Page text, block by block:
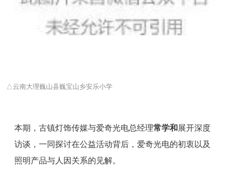
△云南大理巍山县巍宝山乡安乐小学
本期，古镇灯饰传媒与爱奇光电总经理常学和 展开深度
访谈，一同探讨在公益活动背后，爱奇光电的初衷以及
照明产品与人因关系的见解。